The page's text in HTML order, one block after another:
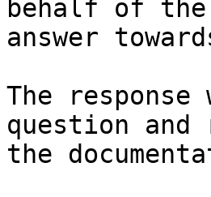
behalf of
answer
The
question and
the